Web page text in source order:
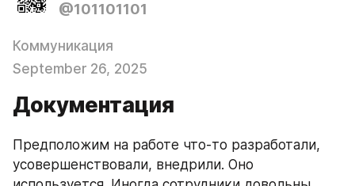
@101101101
Коммуникация
September 26, 2025
Документация
Предположим на работе что-то разработали,
усовершенствовали, внедрили. Оно